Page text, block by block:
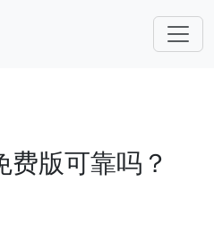
版可靠吗？